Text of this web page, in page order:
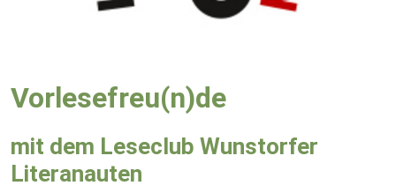
Vorlesefreu(n)de
mit dem Leseclub Wunstorfer
Literanauten